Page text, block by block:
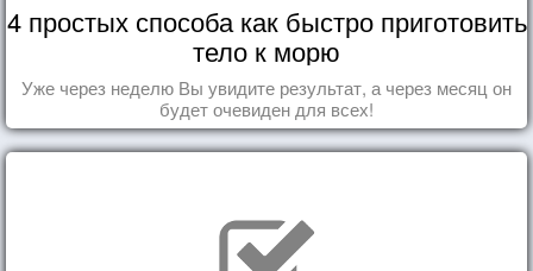
4 простых способа как быстро приготовить
тело к морю
Уже через неделю Вы увидите результат, а через месяц он
будет очевиден для всех!